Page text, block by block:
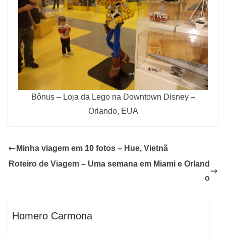
Bônus – Loja da Lego na Downtown Disney –
Orlando, EUA
Minha viagem em 10 fotos – Hue, Vietnã
Roteiro de Viagem – Uma semana em Miami e Orland
o
Homero Carmona